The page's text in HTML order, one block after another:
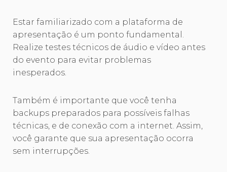
Estar familiarizado com a plataforma de
apresentação é um ponto fundamental.
Realize testes técnicos de áudio e vídeo antes
do evento para evitar problemas
inesperados.
Também é importante que você tenha
backups preparados para possíveis falhas
técnicas, e de conexão com a internet. Assim,
você garante que sua apresentação ocorra
sem interrupções.